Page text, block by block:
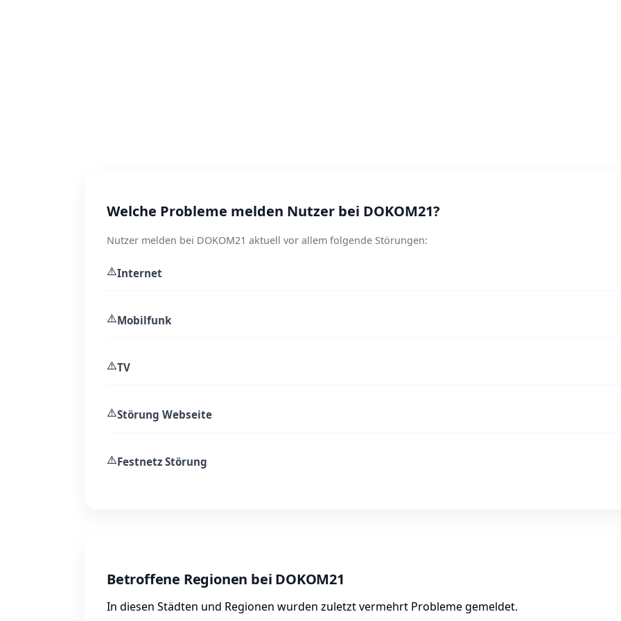
Welche Probleme melden Nutzer bei DOKOM21?
Nutzer melden bei DOKOM21 aktuell vor allem folgende Störungen:
⚠️Internet
⚠️Mobilfunk
⚠️TV
⚠️Störung Webseite
⚠️Festnetz Störung
Betroffene Regionen bei DOKOM21
In diesen Städten und Regionen wurden zuletzt vermehrt Probleme gemeldet.